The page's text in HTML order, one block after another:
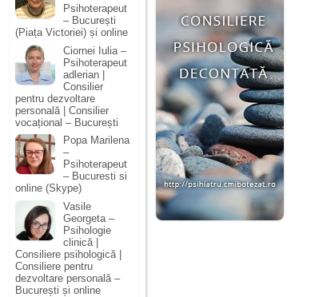
Psihoterapeut
– București
(Piața Victoriei) și online
Ciornei Iulia –
Psihoterapeut
adlerian |
Consilier
pentru dezvoltare
personală | Consilier
vocațional – București
Popa Marilena
–
Psihoterapeut
– Bucuresti si
online (Skype)
Vasile
Georgeta –
Psihologie
clinică |
Consiliere psihologică |
Consiliere pentru
dezvoltare personală –
București și online